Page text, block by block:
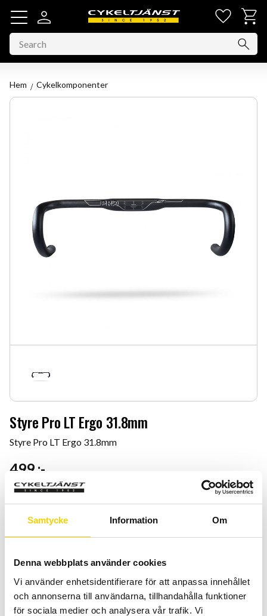
Samtycke Information Om
Denna webbplats använder cookies
Vi använder enhetsidentifierare för att anpassa innehållet
och annonserna till användarna, tillhandahålla funktioner
för sociala medier och analysera vår trafik. Vi
Menu
Basket
Hem Cykelkomponenter
Styre Pro LT Ergo 31.8mm
Styre Pro LT Ergo 31.8mm
499 :-
Storlek
Quantity
+
-
Add